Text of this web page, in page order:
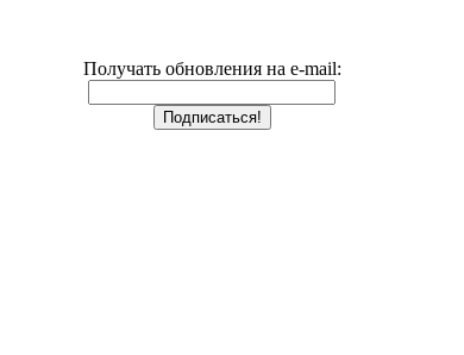
Получать обновления на e-mail: